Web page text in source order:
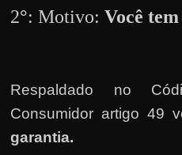
n
e
r
2°: Motivo:Você
Respaldado no
Consumidor artigo 49
garantia.